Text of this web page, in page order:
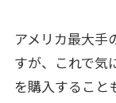
アメリカ最大手
すが、これで気
を購入すること